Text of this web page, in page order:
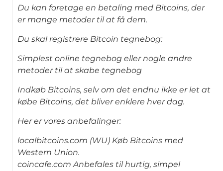
Du kan foretage en betaling med Bitcoins, der
er mange metoder til at få dem.
Du skal registrere Bitcoin tegnebog:
Simplest online tegnebog eller nogle andre
metoder til at skabe tegnebog
Indkøb Bitcoins, selv om det endnu ikke er let at
købe Bitcoins, det bliver enklere hver dag.
Her er vores anbefalinger:
localbitcoins.com (WU) Køb Bitcoins med
Western Union.
coincafe.com Anbefales til hurtig, simpel